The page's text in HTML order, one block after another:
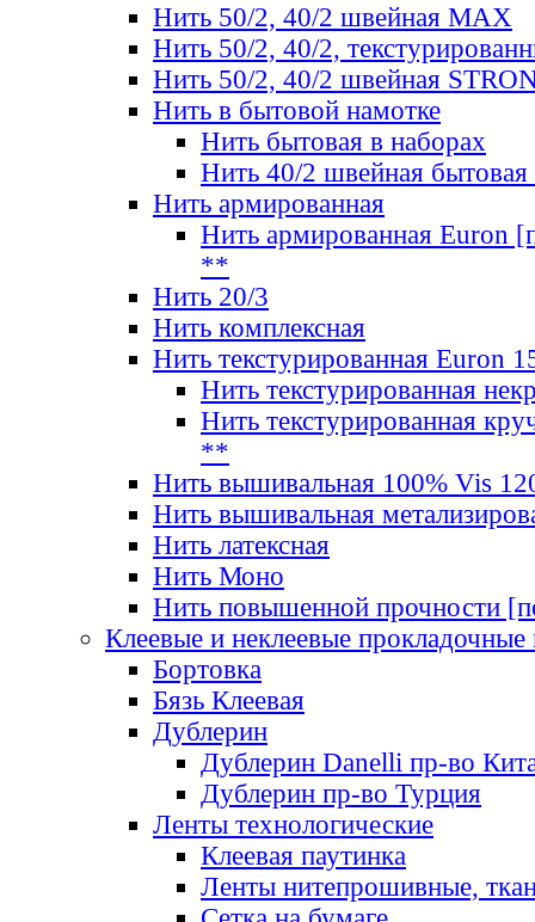
Нить 50/2, 40/2 швейная МАХ
Нить 50/2, 40/2,
Нить 50/2, 40/2 швейная
Нить в бытовой намотке
Нить бытовая в наборах
Нить 40/2 швейная бытовая
Нить армированная
Нить армированная Euron
**
Нить 20/3
Нить комплексная
Нить текстурированная Euron
Нить текстурированная
Нить текстурированная
**
Нить вышивальная 100% Vis
Нить вышивальная
Нить латексная
Нить Моно
Нить повышенной прочности
Клеевые и неклеевые прокладочные
Бортовка
Бязь Клеевая
Дублерин
Дублерин Danelli пр-во
Дублерин пр-во Турция
Ленты технологические
Клеевая паутинка
Ленты нитепрошивные,